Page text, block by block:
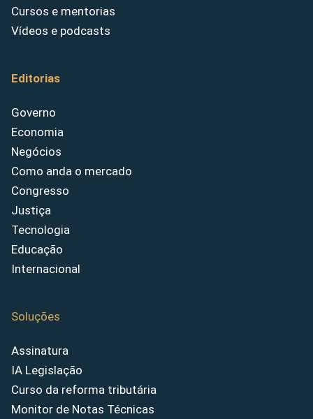
Cursos e mentorias
Vídeos e podcasts
Editorias
Governo
Economia
Negócios
Como anda o mercado
Congresso
Justiça
Tecnologia
Educação
Internacional
Soluções
Assinatura
IA Legislação
Curso da reforma tributária
Monitor de Notas Técnicas